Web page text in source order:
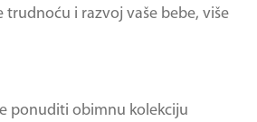
i razvoj vaše bebe, više
ponuditi obimnu kolekciju